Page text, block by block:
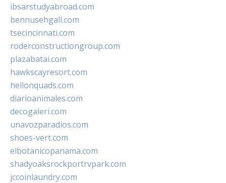
ibsarstudyabroad.com
bennusehgall.com
tsecincinnati.com
roderconstructiongroup.com
plazabatai.com
hawkscayresort.com
hellonquads.com
diarioanimales.com
decogaleri.com
unavozparadios.com
shoes-vert.com
elbotanicopanama.com
shadyoaksrockportrvpark.com
jccoinlaundry.com